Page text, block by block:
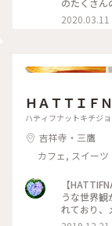
のたくさん
た☺️ #レグ
ルヘン #わ
2020.03.11
ＨＡＴＴＩＦ
ハティフナットキチジ
吉祥寺・三鷹
カフェ, スイーツ
【HATTIFNATT吉
うな世界観がた
れており、
い！！ オススメのカフェです♪ #吉祥寺 #絵本 #カフェ #ラテ